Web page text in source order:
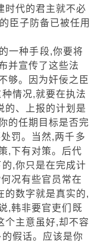
时代的君主就不必
臣子防备已被任用
种手段,你要将
并宣传了这些法
够。因为奸佞之臣
情况,就要在执法
的、上报的计划是
的任期目标是否完
罚。当然,两千多
,下有对策。后代
,你只是在完成计
况有些官员常在
的数字就是真实的,
,韩非要官吏们既
个主意虽好,却不容
假话。应该是你